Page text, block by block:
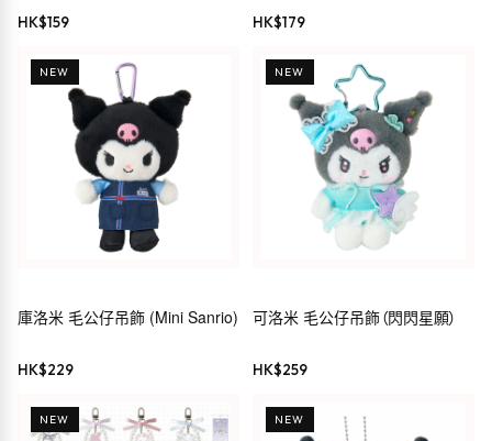
Kuromi
HK$159 HK$179
NEW
庫洛米 毛公仔吊飾 (Mini Sanrio)
HK$229
NEW
可洛米 毛公仔吊飾（閃閃星願）
HK$259
NEW NEW